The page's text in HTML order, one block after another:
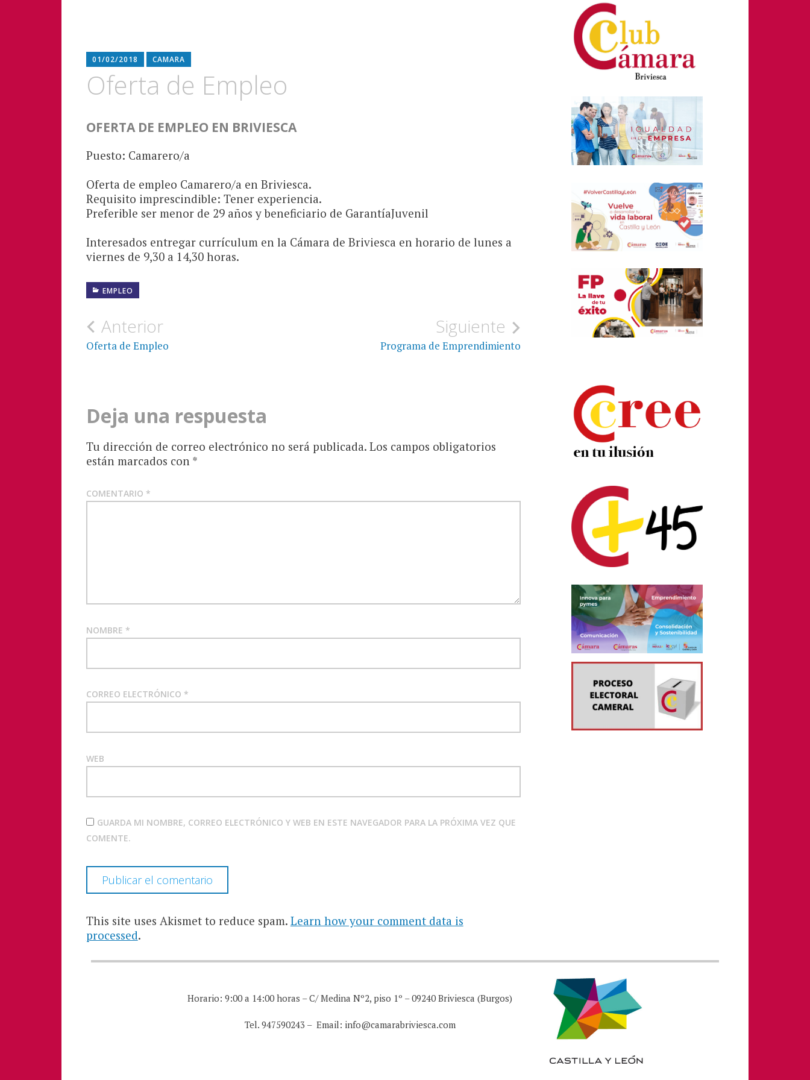
01/02/2018 CAMARA
Oferta de Empleo
OFERTA DE EMPLEO EN BRIVIESCA
Puesto: Camarero/a
Oferta de empleo Camarero/a en Briviesca.
Requisito imprescindible: Tener experiencia.
Preferible ser menor de 29 años y beneficiario de GarantíaJuvenil
Interesados entregar currículum en la Cámara de Briviesca en horario de lunes a
viernes de 9,30 a 14,30 horas.
EMPLEO
Navegación
de
Anterior
Oferta de Empleo
Siguiente
Programa de Emprendimiento
Deja una respuesta
Tu dirección de correo electrónico no será publicada. Los campos obligatorios
están marcados con *
COMENTARIO *
NOMBRE *
CORREO ELECTRÓNICO *
WEB
GUARDA MI NOMBRE, CORREO ELECTRÓNICO Y WEB EN ESTE NAVEGADOR PARA LA PRÓXIMA VEZ QUE
COMENTE.
This site uses Akismet to reduce spam. Learn how your comment data is
processed.
Horario: 9:00 a 14:00 horas – C/ Medina Nº2, piso 1º – 09240 Briviesca (Burgos)
Tel. 947590243 – Email: info@camarabriviesca.com